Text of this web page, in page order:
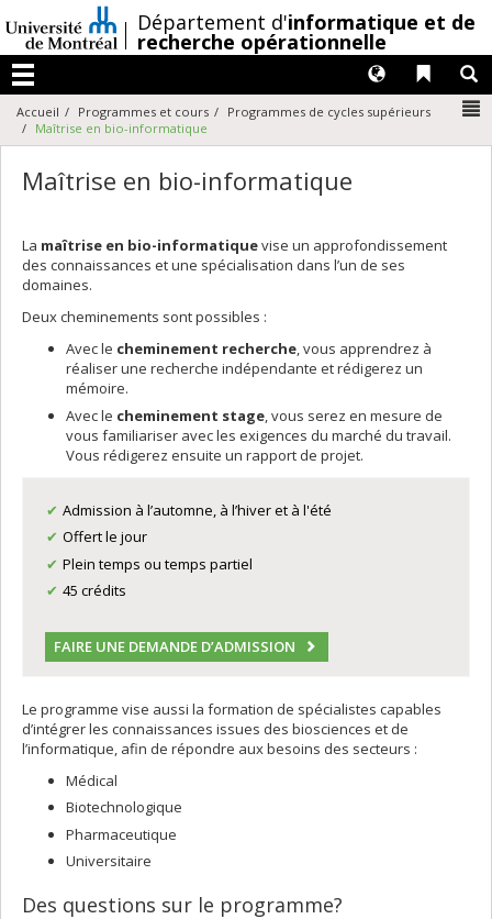
au
contenu
/Département d'informatique et de
recherche opérationnelle
Menu
Liens
Langues
Accueil Programmes et cours
Programmes de cycles supérieurs
Maîtrise en bio-informatique
Maîtrise en bio-informatique
La maîtrise en bio-informatiquevise un approfondissement
des connaissances et une spécialisation dans l’un de ses
domaines.
Deux cheminements sont possibles :
Avec le cheminement recherche, vous apprendrez à
réaliser une recherche indépendante et rédigerez un
mémoire.
Avec le cheminement stage , vous serez en mesure de
vous familiariser avec les exigences du marché du travail.
Vous rédigerez ensuite un rapport de projet.
Admission à l’automne, à l’hiver et à l'été
Offert le jour
Plein temps ou temps partiel
45 crédits
FAIRE UNE DEMANDE D’ADMISSION
Le programme vise aussi la formation de spécialistes capables
d’intégrer les connaissances issues des biosciences et de
l’informatique, afin de répondre aux besoins des secteurs :
Médical
Biotechnologique
Pharmaceutique
Universitaire
Des questions sur le programme?